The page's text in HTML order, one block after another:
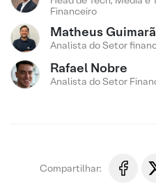
Financeiro
Matheus
Analista do Setor
Rafael Nobre
Analista do Setor
Compartilhar: